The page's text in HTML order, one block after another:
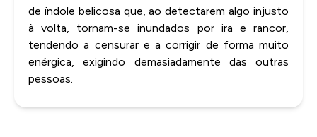
de índole belicosa que, ao detectarem algo injusto
à volta, tornam-se inundados por ira e rancor,
tendendo a censurar e a corrigir de forma muito
enérgica, exigindo demasiadamente das outras
pessoas.